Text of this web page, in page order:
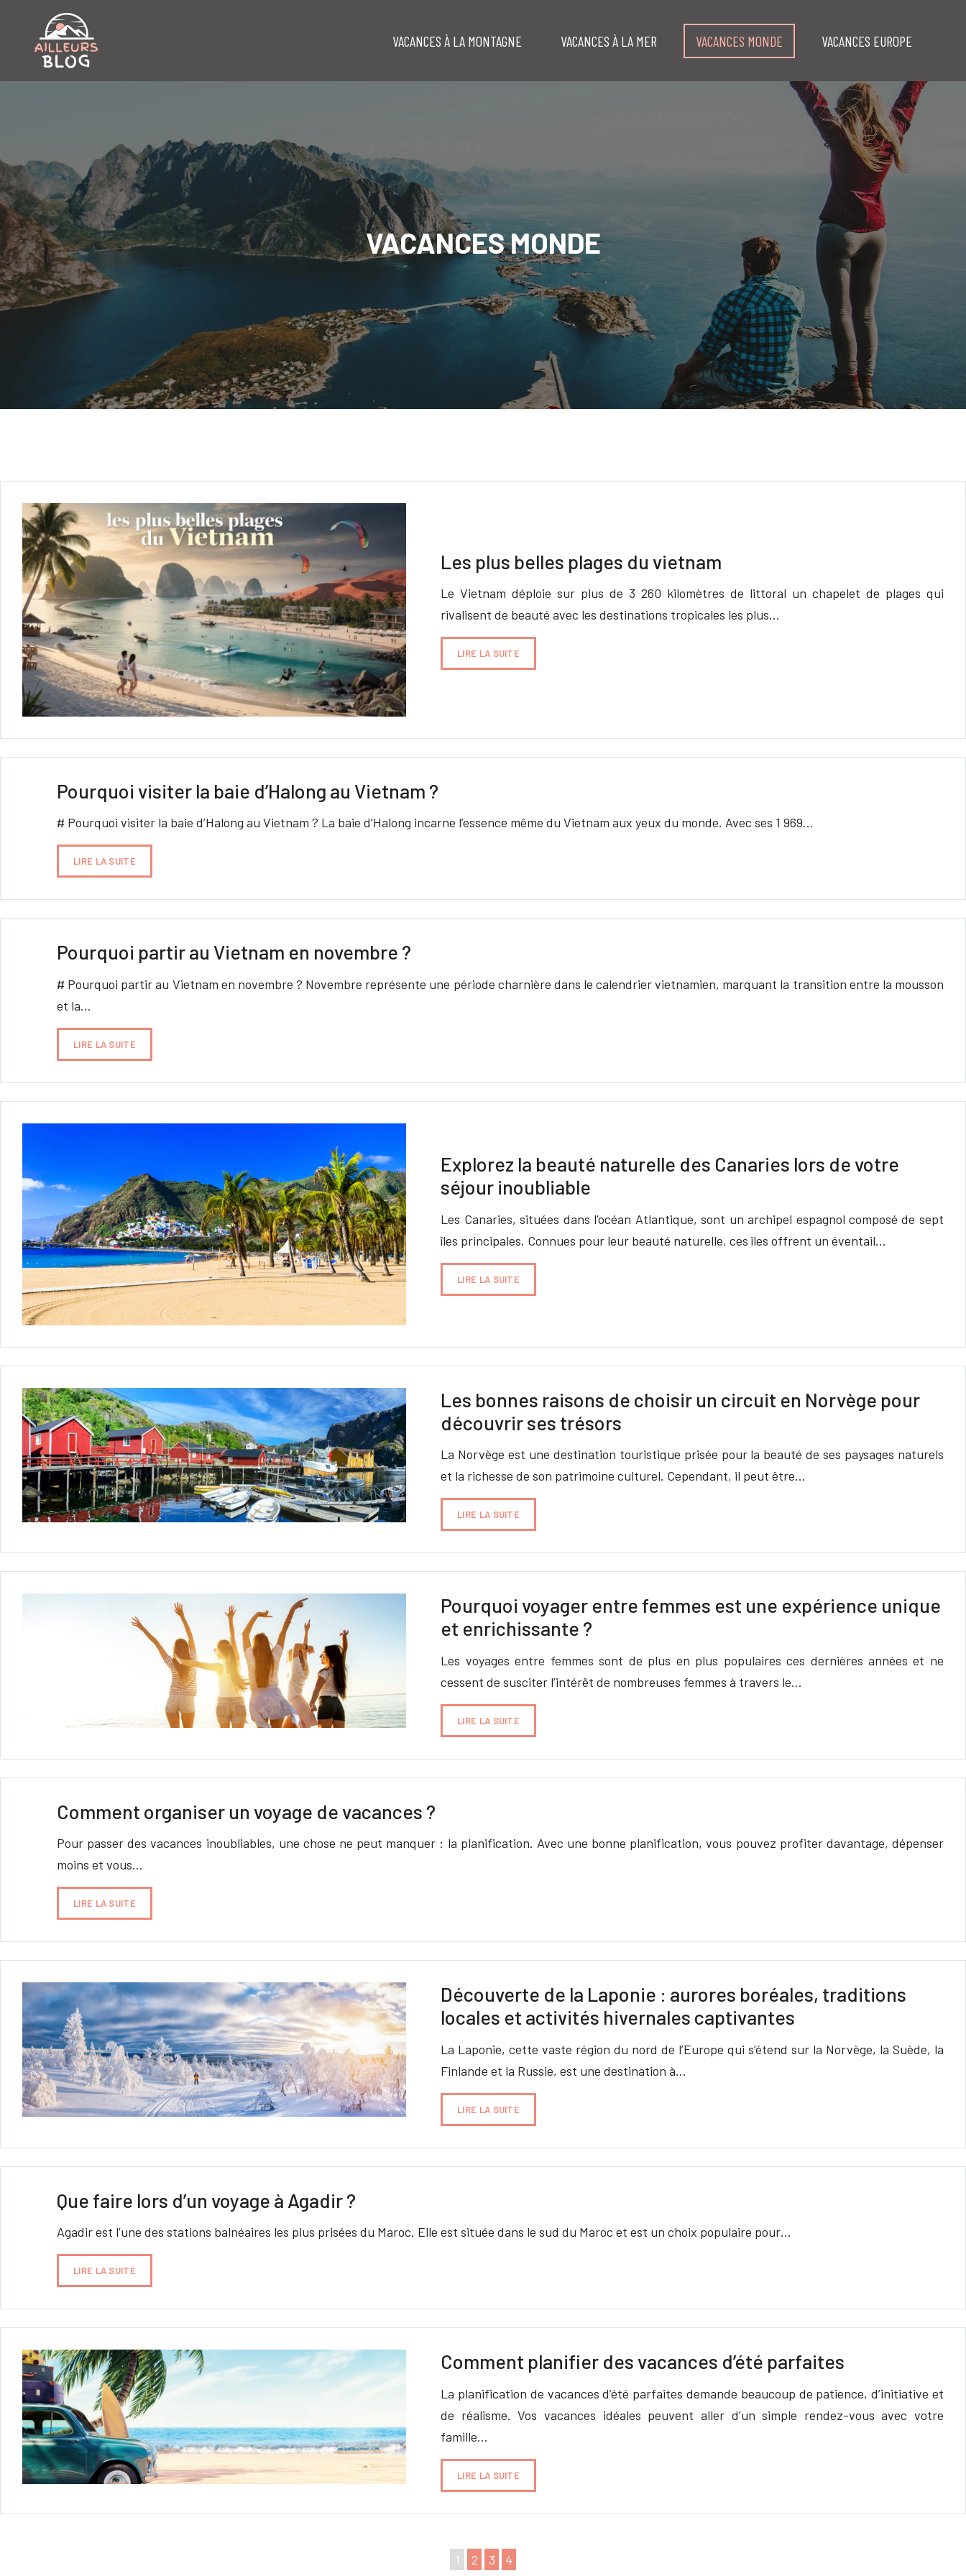
VACANCES À LA MONTAGNE VACANCES À LA MER VACANCES MONDE VACANCES EUROPE
VACANCES MONDE
Les plus belles plages du vietnam
Le Vietnam déploie sur plus de 3 260 kilomètres de littoral un chapelet de plages qui
rivalisent de beauté avec les destinations tropicales les plus…
LIRE LA SUITE
Pourquoi visiter la baie d’Halong au Vietnam ?
# Pourquoi visiter la baie d’Halong au Vietnam ? La baie d’Halong incarne l’essence même du Vietnam aux yeux du monde. Avec ses 1 969…
LIRE LA SUITE
Pourquoi partir au Vietnam en novembre ?
# Pourquoi partir au Vietnam en novembre ? Novembre représente une période charnière dans le calendrier vietnamien, marquant la transition entre la mousson
et la…
LIRE LA SUITE
Explorez la beauté naturelle des Canaries lors de votre
séjour inoubliable
Les Canaries, situées dans l’océan Atlantique, sont un archipel espagnol composé de sept
îles principales. Connues pour leur beauté naturelle, ces îles offrent un éventail…
LIRE LA SUITE
Les bonnes raisons de choisir un circuit en Norvège pour
découvrir ses trésors
La Norvège est une destination touristique prisée pour la beauté de ses paysages naturels
et la richesse de son patrimoine culturel. Cependant, il peut être…
LIRE LA SUITE
Pourquoi voyager entre femmes est une expérience unique
et enrichissante ?
Les voyages entre femmes sont de plus en plus populaires ces dernières années et ne
cessent de susciter l’intérêt de nombreuses femmes à travers le…
LIRE LA SUITE
Comment organiser un voyage de vacances ?
Pour passer des vacances inoubliables, une chose ne peut manquer : la planification. Avec une bonne planification, vous pouvez profiter davantage, dépenser
moins et vous…
LIRE LA SUITE
Découverte de la Laponie : aurores boréales, traditions
locales et activités hivernales captivantes
La Laponie, cette vaste région du nord de l’Europe qui s’étend sur la Norvège, la Suède, la
Finlande et la Russie, est une destination à…
LIRE LA SUITE
Que faire lors d’un voyage à Agadir ?
Agadir est l’une des stations balnéaires les plus prisées du Maroc. Elle est située dans le sud du Maroc et est un choix populaire pour…
LIRE LA SUITE
Comment planifier des vacances d’été parfaites
La planification de vacances d’été parfaites demande beaucoup de patience, d’initiative et
de réalisme. Vos vacances idéales peuvent aller d’un simple rendez-vous avec votre
famille…
LIRE LA SUITE
1 2 3 4